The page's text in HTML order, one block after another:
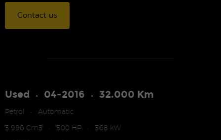
Used • 04-2016 • 32.000 Km
Petrol • Automatic
3.996 Cm3 • 500 HP • 368 kW
Contact us